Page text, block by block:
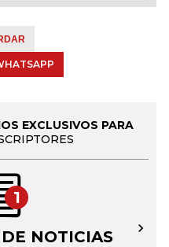
EXCLUSIVOS PARA
1
NOTICIAS →